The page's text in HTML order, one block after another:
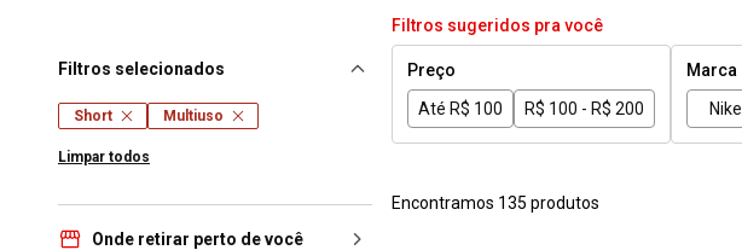
Filtros selecionados
Short Multiuso
Limpar todos
Onde retirar perto de você
Filtros sugeridos pra você
Preço
Até R$ 100
R$ 100 - R$ 200
Marca
Nike
Encontramos 135 produtos